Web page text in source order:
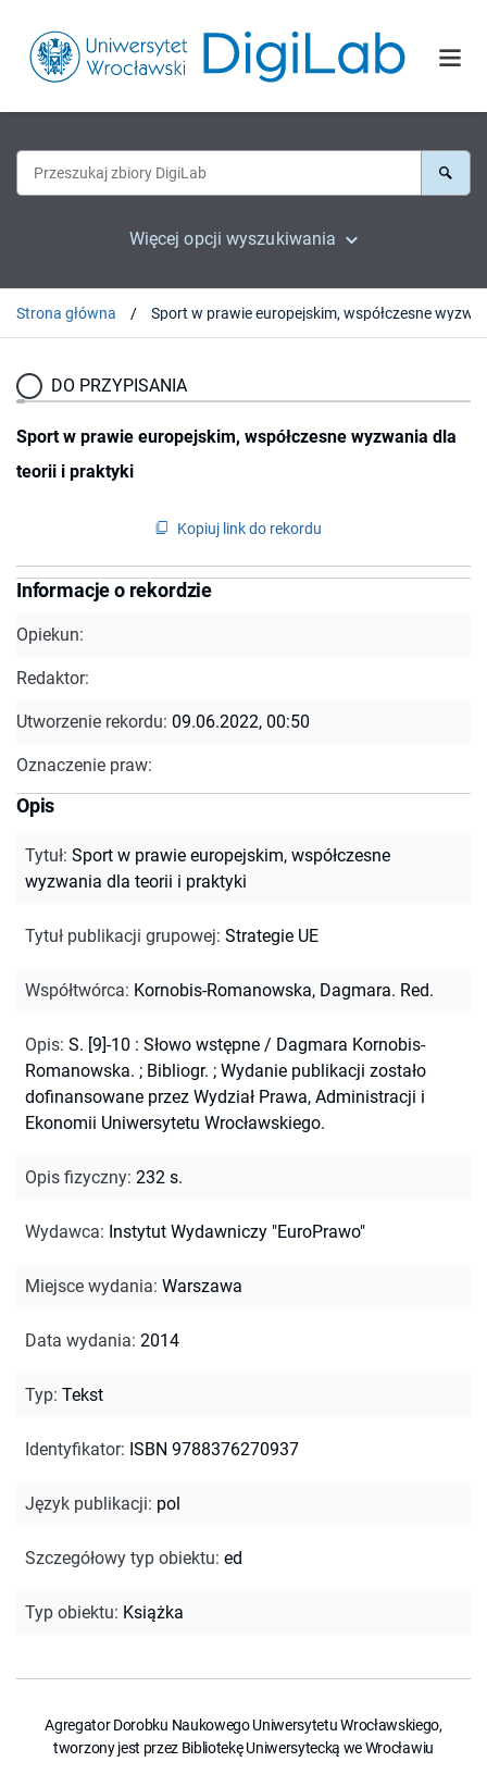
Więcej opcji wyszukiwania
Strona główna
DO PRZYPISANIA
Sport w prawie europejskim, współczesne wyzwania dla
teorii i praktyki
Kopiuj link do rekordu
Informacje o rekordzie
Opiekun:
Redaktor:
Utworzenie rekordu: 09.06.2022, 00:50
Oznaczenie praw:
Opis
Tytuł: Sport w prawie europejskim, współczesne
wyzwania dla teorii i praktyki
Tytuł publikacji grupowej: Strategie UE
Współtwórca: Kornobis-Romanowska, Dagmara. Red.
Opis: S. [9]-10 : Słowo wstępne / Dagmara Kornobis-
Romanowska. ; Bibliogr. ; Wydanie publikacji zostało
dofinansowane przez Wydział Prawa, Administracji i
Ekonomii Uniwersytetu Wrocławskiego.
Opis fizyczny: 232 s.
Wydawca: Instytut Wydawniczy "EuroPrawo"
Miejsce wydania: Warszawa
Data wydania: 2014
Typ: Tekst
Identyfikator: ISBN 9788376270937
Język publikacji: pol
Szczegółowy typ obiektu: ed
Typ obiektu: Książka
Agregator Dorobku Naukowego Uniwersytetu Wrocławskiego,
tworzony jest przez Bibliotekę Uniwersytecką we Wrocławiu